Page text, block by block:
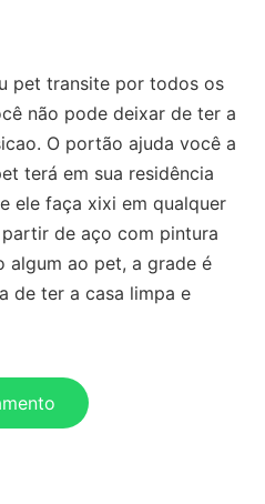
pet transite por todos os
não pode deixar de ter a
O portão ajuda você a
terá em sua residência
ele faça xixi em qualquer
de aço com pintura
algum ao pet, a grade é
de ter a casa limpa e